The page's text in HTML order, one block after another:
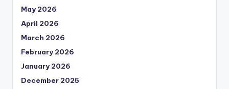
May 2026
April 2026
March 2026
February 2026
January 2026
December 2025